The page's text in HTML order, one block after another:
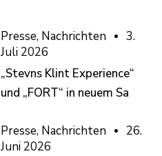
Presse, Nachrichten
3.
Juli 2026
„Stevns Klint Experience“
und „FORT“ in neuem Sa
Presse, Nachrichten
26.
Juni 2026